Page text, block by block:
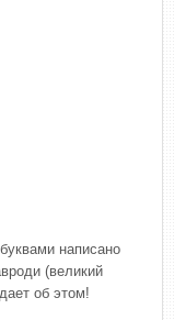
написано
(великий
об этом!